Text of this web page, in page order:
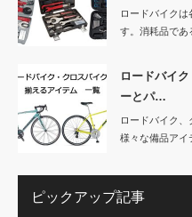
ロードバイク
す。消耗品であ
ロードバイ
ーとパ…
ロードバイク、
様々な備品アイ
ピックアップ記事